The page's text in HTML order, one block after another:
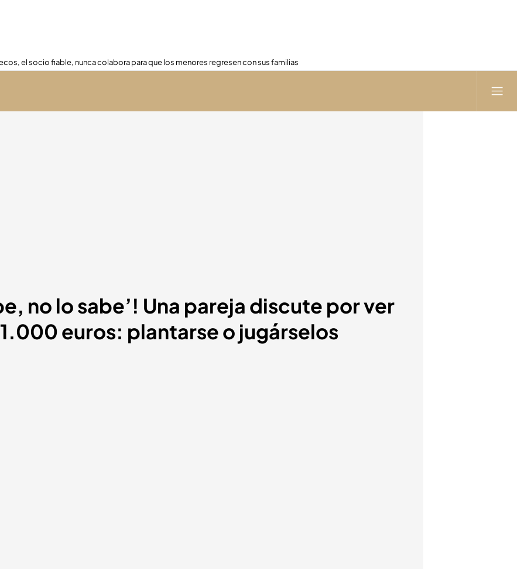
el socio fiable, nunca colabora para que los menores regresen con sus familias
no lo sabe’! Una pareja discute por ver
euros: plantarse o jugárselos